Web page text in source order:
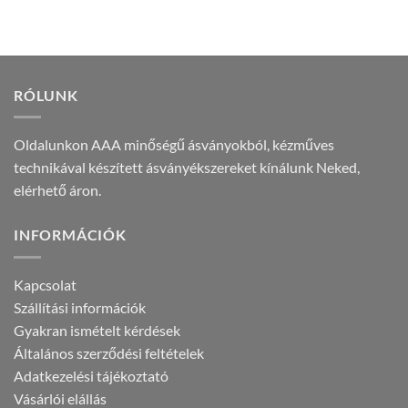
RÓLUNK
Oldalunkon AAA minőségű ásványokból, kézműves
technikával készített ásványékszereket kínálunk Neked,
elérhető áron.
INFORMÁCIÓK
Kapcsolat
Szállítási információk
Gyakran ismételt kérdések
Általános szerződési feltételek
Adatkezelési tájékoztató
Vásárlói elállás